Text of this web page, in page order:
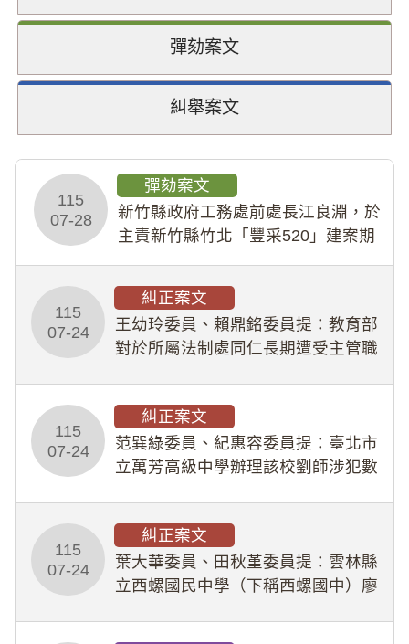
彈劾案文
糾舉案文
115
07-28
彈劾案文
新竹縣政府工務處前處長江良淵，於
主責新竹縣竹北「豐采520」建案期
幣1,483萬餘元，並長期收受建商餽
贈；復罔顧公共安全，圖利默許建商
於停工期間
115
07-24
糾正案文
王幼玲委員、賴鼎銘委員提：教育部
對於所屬法制處同仁長期遭受主管職
人員保障法」及「職業安全衛生法」
所定維護公務人員
115
07-24
糾正案文
范巽綠委員、紀惠容委員提：臺北市
立萬芳高級中學辦理該校劉師涉犯數
業把關與糾錯功能，不僅首份調查報
告漏未審酌師生不
115
07-24
糾正案文
葉大華委員、田秋堇委員提：雲林縣
立西螺國民中學（下稱西螺國中）廖